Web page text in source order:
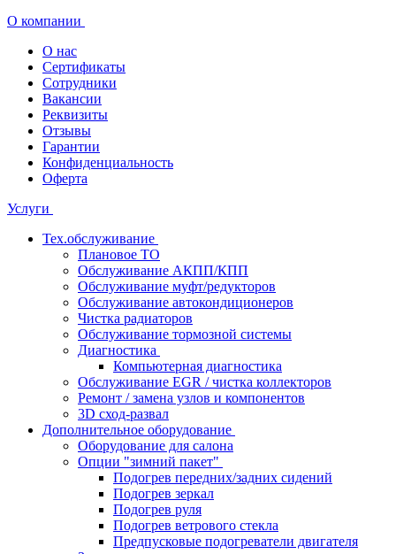
О компании
О нас
Сертификаты
Сотрудники
Вакансии
Реквизиты
Отзывы
Гарантии
Конфиденциальность
Оферта
Услуги
Тех.обслуживание
Плановое ТО
Обслуживание АКПП/КПП
Обслуживание муфт/редукторов
Обслуживание автокондиционеров
Чистка радиаторов
Обслуживание тормозной системы
Диагностика
Компьютерная диагностика
Обслуживание EGR / чистка коллекторов
Ремонт / замена узлов и компонентов
3D сход-развал
Дополнительное оборудование
Оборудование для салона
Опции "зимний пакет"
Подогрев передних/задних сидений
Подогрев зеркал
Подогрев руля
Подогрев ветрового стекла
Предпусковые подогреватели двигателя